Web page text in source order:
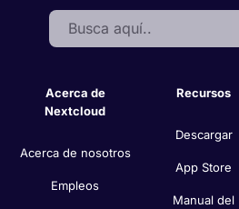
Search:
Acerca de
Nextcloud
Acerca de nosotros
Empleos
Recursos
Descargar
App Store
Manual del